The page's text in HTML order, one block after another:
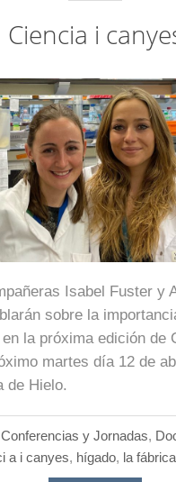
Ciencia i
Isabel Fuster y
sobre la
la próxima edición de
martes día 12 de
de Hielo.
Conferencias y Jornadas,
a i canyes, hígado, la